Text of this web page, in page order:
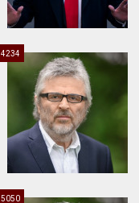
4234
5050